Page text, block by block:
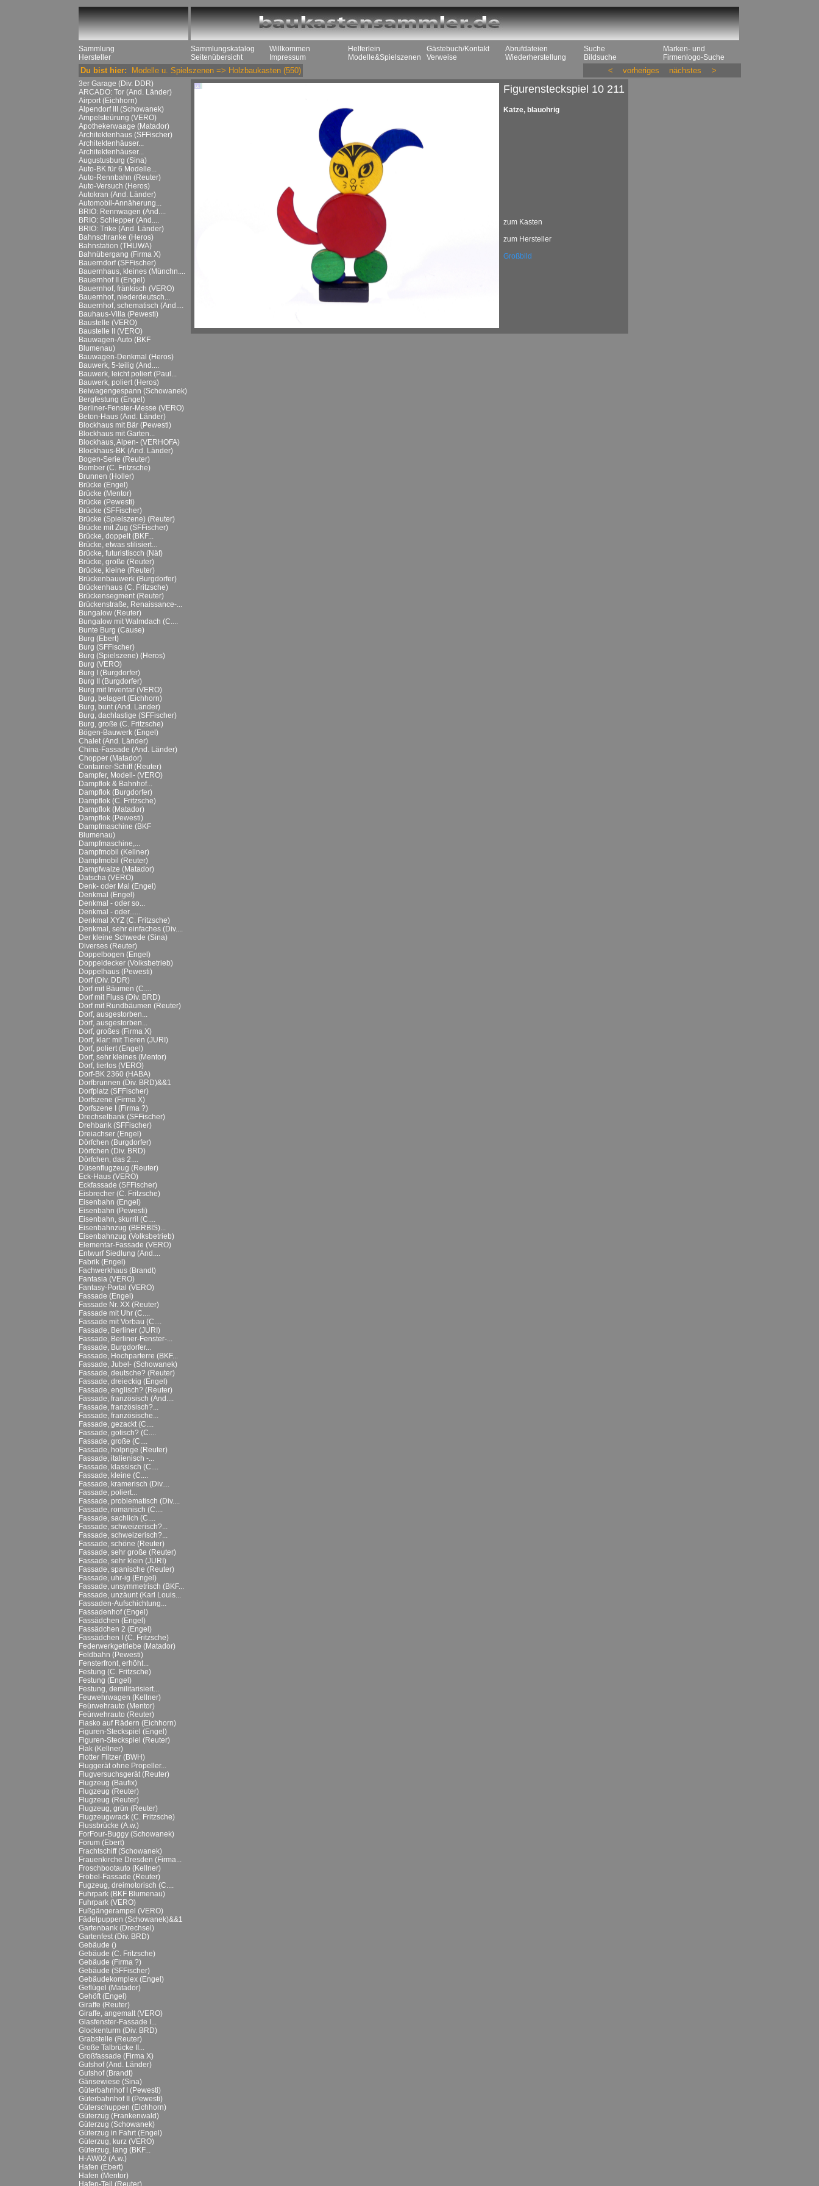
Sammlung
Hersteller
Sammlungskatalog
Seitenübersicht
Willkommen
Impressum
Helferlein
Modelle&Spielszenen
Gästebuch/Kontakt
Verweise
Abrufdateien
Wiederherstellung
Suche
Bildsuche
Marken- und
Firmenlogo-Suche
Du bist hier: Modelle u. Spielszenen => Holzbaukasten (550) < vorheriges nächstes >
3er Garage (Div. DDR)
ARCADO: Tor (And. Länder)
Airport (Eichhorn)
Alpendorf III (Schowanek)
Ampelsteürung (VERO)
Apothekerwaage (Matador)
Architektenhaus (SFFischer)
Architektenhäuser...
Architektenhäuser...
Augustusburg (Sina)
Auto-BK für 6 Modelle...
Auto-Rennbahn (Reuter)
Auto-Versuch (Heros)
Autokran (And. Länder)
Automobil-Annäherung...
BRIO: Rennwagen (And....
BRIO: Schlepper (And....
BRIO: Trike (And. Länder)
Bahnschranke (Heros)
Bahnstation (THUWA)
Bahnübergang (Firma X)
Bauerndorf (SFFischer)
Bauernhaus, kleines (Münchn....
Bauernhof II (Engel)
Bauernhof, fränkisch (VERO)
Bauernhof, niederdeutsch...
Bauernhof, schematisch (And....
Bauhaus-Villa (Pewesti)
Baustelle (VERO)
Baustelle II (VERO)
Bauwagen-Auto (BKF
Blumenau)
Bauwagen-Denkmal (Heros)
Bauwerk, 5-teilig (And....
Bauwerk, leicht poliert (Paul...
Bauwerk, poliert (Heros)
Beiwagengespann (Schowanek)
Bergfestung (Engel)
Berliner-Fenster-Messe (VERO)
Beton-Haus (And. Länder)
Blockhaus mit Bär (Pewesti)
Blockhaus mit Garten...
Blockhaus, Alpen- (VERHOFA)
Blockhaus-BK (And. Länder)
Bogen-Serie (Reuter)
Bomber (C. Fritzsche)
Brunnen (Holler)
Brücke (Engel)
Brücke (Mentor)
Brücke (Pewesti)
Brücke (SFFischer)
Brücke (Spielszene) (Reuter)
Brücke mit Zug (SFFischer)
Brücke, doppelt (BKF...
Brücke, etwas stilisiert...
Brücke, futuristiscch (Näf)
Brücke, große (Reuter)
Brücke, kleine (Reuter)
Brückenbauwerk (Burgdorfer)
Brückenhaus (C. Fritzsche)
Brückensegment (Reuter)
Brückenstraße, Renaissance-...
Bungalow (Reuter)
Bungalow mit Walmdach (C....
Bunte Burg (Cause)
Burg (Ebert)
Burg (SFFischer)
Burg (Spielszene) (Heros)
Burg (VERO)
Burg I (Burgdorfer)
Burg II (Burgdorfer)
Burg mit Inventar (VERO)
Burg, belagert (Eichhorn)
Burg, bunt (And. Länder)
Burg, dachlastige (SFFischer)
Burg, große (C. Fritzsche)
Bögen-Bauwerk (Engel)
Chalet (And. Länder)
China-Fassade (And. Länder)
Chopper (Matador)
Container-Schiff (Reuter)
Dampfer, Modell- (VERO)
Dampflok & Bahnhof...
Dampflok (Burgdorfer)
Dampflok (C. Fritzsche)
Dampflok (Matador)
Dampflok (Pewesti)
Dampfmaschine (BKF
Blumenau)
Dampfmaschine,...
Dampfmobil (Kellner)
Dampfmobil (Reuter)
Dampfwalze (Matador)
Datscha (VERO)
Denk- oder Mal (Engel)
Denkmal (Engel)
Denkmal - oder so...
Denkmal - oder......
Denkmal XYZ (C. Fritzsche)
Denkmal, sehr einfaches (Div....
Der kleine Schwede (Sina)
Diverses (Reuter)
Doppelbogen (Engel)
Doppeldecker (Volksbetrieb)
Doppelhaus (Pewesti)
Dorf (Div. DDR)
Dorf mit Bäumen (C....
Dorf mit Fluss (Div. BRD)
Dorf mit Rundbäumen (Reuter)
Dorf, ausgestorben...
Dorf, ausgestorben...
Dorf, großes (Firma X)
Dorf, klar: mit Tieren (JURI)
Dorf, poliert (Engel)
Dorf, sehr kleines (Mentor)
Dorf, tierlos (VERO)
Dorf-BK 2360 (HABA)
Dorfbrunnen (Div. BRD)&&1
Dorfplatz (SFFischer)
Dorfszene (Firma X)
Dorfszene I (Firma ?)
Drechselbank (SFFischer)
Drehbank (SFFischer)
Dreiachser (Engel)
Dörfchen (Burgdorfer)
Dörfchen (Div. BRD)
Dörfchen, das 2....
Düsenflugzeug (Reuter)
Eck-Haus (VERO)
Eckfassade (SFFischer)
Eisbrecher (C. Fritzsche)
Eisenbahn (Engel)
Eisenbahn (Pewesti)
Eisenbahn, skurril (C....
Eisenbahnzug (BERBIS)...
Eisenbahnzug (Volksbetrieb)
Elementar-Fassade (VERO)
Entwurf Siedlung (And....
Fabrik (Engel)
Fachwerkhaus (Brandt)
Fantasia (VERO)
Fantasy-Portal (VERO)
Fassade (Engel)
Fassade Nr. XX (Reuter)
Fassade mit Uhr (C....
Fassade mit Vorbau (C....
Fassade, Berliner (JURI)
Fassade, Berliner-Fenster-...
Fassade, Burgdorfer...
Fassade, Hochparterre (BKF...
Fassade, Jubel- (Schowanek)
Fassade, deutsche? (Reuter)
Fassade, dreieckig (Engel)
Fassade, englisch? (Reuter)
Fassade, französisch (And....
Fassade, französisch?...
Fassade, französische...
Fassade, gezackt (C....
Fassade, gotisch? (C....
Fassade, große (C....
Fassade, holprige (Reuter)
Fassade, italienisch -...
Fassade, klassisch (C....
Fassade, kleine (C....
Fassade, kramerisch (Div....
Fassade, poliert...
Fassade, problematisch (Div....
Fassade, romanisch (C....
Fassade, sachlich (C....
Fassade, schweizerisch?...
Fassade, schweizerisch?...
Fassade, schöne (Reuter)
Fassade, sehr große (Reuter)
Fassade, sehr klein (JURI)
Fassade, spanische (Reuter)
Fassade, uhr-ig (Engel)
Fassade, unsymmetrisch (BKF...
Fassade, unzäunt (Karl Louis...
Fassaden-Aufschichtung...
Fassadenhof (Engel)
Fassädchen (Engel)
Fassädchen 2 (Engel)
Fassädchen I (C. Fritzsche)
Federwerkgetriebe (Matador)
Feldbahn (Pewesti)
Fensterfront, erhöht...
Festung (C. Fritzsche)
Festung (Engel)
Festung, demilitarisiert...
Feuwehrwagen (Kellner)
Feürwehrauto (Mentor)
Feürwehrauto (Reuter)
Fiasko auf Rädern (Eichhorn)
Figuren-Steckspiel (Engel)
Figuren-Steckspiel (Reuter)
Flak (Kellner)
Flotter Flitzer (BWH)
Fluggerät ohne Propeller...
Flugversuchsgerät (Reuter)
Flugzeug (Baufix)
Flugzeug (Reuter)
Flugzeug (Reuter)
Flugzeug, grün (Reuter)
Flugzeugwrack (C. Fritzsche)
Flussbrücke (A.w.)
ForFour-Buggy (Schowanek)
Forum (Ebert)
Frachtschiff (Schowanek)
Frauenkirche Dresden (Firma...
Froschbootauto (Kellner)
Fröbel-Fassade (Reuter)
Fugzeug, dreimotorisch (C....
Fuhrpark (BKF Blumenau)
Fuhrpark (VERO)
Fußgängerampel (VERO)
Fädelpuppen (Schowanek)&&1
Gartenbank (Drechsel)
Gartenfest (Div. BRD)
Gebäude ()
Gebäude (C. Fritzsche)
Gebäude (Firma ?)
Gebäude (SFFischer)
Gebäudekomplex (Engel)
Geflügel (Matador)
Gehöft (Engel)
Giraffe (Reuter)
Giraffe, angemalt (VERO)
Glasfenster-Fassade I...
Glockenturm (Div. BRD)
Grabstelle (Reuter)
Große Talbrücke II...
Großfassade (Firma X)
Gutshof (And. Länder)
Gutshof (Brandt)
Gänsewiese (Sina)
Güterbahnhof I (Pewesti)
Güterbahnhof II (Pewesti)
Güterschuppen (Eichhorn)
Güterzug (Frankenwald)
Güterzug (Schowanek)
Güterzug in Fahrt (Engel)
Güterzug, kurz (VERO)
Güterzug, lang (BKF...
H-AW02 (A.w.)
Hafen (Ebert)
Hafen (Mentor)
Hafen-Teil (Reuter)
Figurensteckspiel 10 211
Katze, blauohrig
zum Kasten
zum Hersteller
Großbild